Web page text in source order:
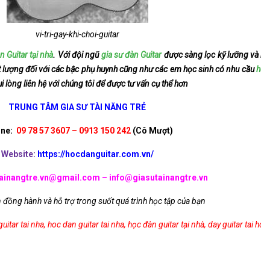
vi-tri-gay-khi-choi-guitar
Guitar tại nhà. Với đội ngũgia sư đàn Guitarđược sàng lọc kỹ lưỡng và
đối với các bậc phụ huynh cũng như các em học sinh có nhu cầu
lòng liên hệ với chúng tôi để được tư vấn cụ thể hơn
TRUNG TÂM GIA SƯ TÀI NĂNG TRẺ
09 78 57 3607 – 0913 150 242 (Cô Mượt)
Website: https://hocdanguitar.com.vn/
– info@giasutainangtre.vn
đồng hành và hỗ trợ trong suốt quá trình học tập của bạn
tai nha, hoc dan guitar tai nha, học đàn guitar tại nhà, day guitar tai